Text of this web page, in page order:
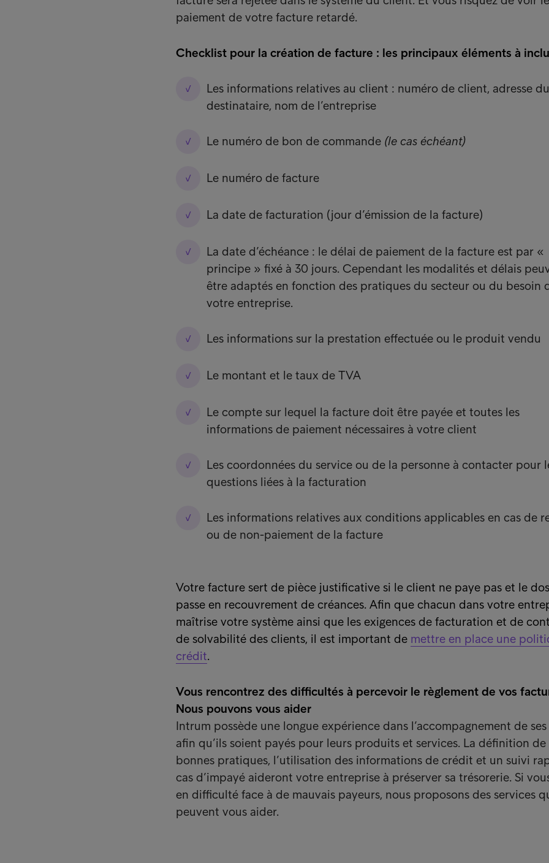
paiement de votre facture retardé.
Checklist pour la création de facture : les principaux éléments à
Les informations relatives au client : numéro de client, adresse du
destinataire, nom de l’entreprise
Le numéro de bon de commande (le cas échéant)
Le numéro de facture
La date de facturation (jour d’émission de la facture)
La date d’échéance : le délai de paiement de la facture est par «
principe » fixé à 30 jours. Cependant les modalités et délais
être adaptés en fonction des pratiques du secteur ou du besoin
votre entreprise.
Les informations sur la prestation effectuée ou le produit vendu
Le montant et le taux de TVA
Le compte sur lequel la facture doit être payée et toutes les
informations de paiement nécessaires à votre client
Les coordonnées du service ou de la personne à contacter pour
questions liées à la facturation
Les informations relatives aux conditions applicables en cas de
ou de non-paiement de la facture
Votre facture sert de pièce justificative si le client ne paye pas et le
passe en recouvrement de créances. Afin que chacun dans votre
maîtrise votre système ainsi que les exigences de facturation et de
de solvabilité des clients, il est important de mettre en place une
crédit.
Vous rencontrez des difficultés à percevoir le règlement de vos
Nous pouvons vous aider
Intrum possède une longue expérience dans l’accompagnement de
afin qu’ils soient payés pour leurs produits et services. La définition de
bonnes pratiques, l’utilisation des informations de crédit et un suivi
cas d’impayé aideront votre entreprise à préserver sa trésorerie. Si
en difficulté face à de mauvais payeurs, nous proposons des services
peuvent vous aider.